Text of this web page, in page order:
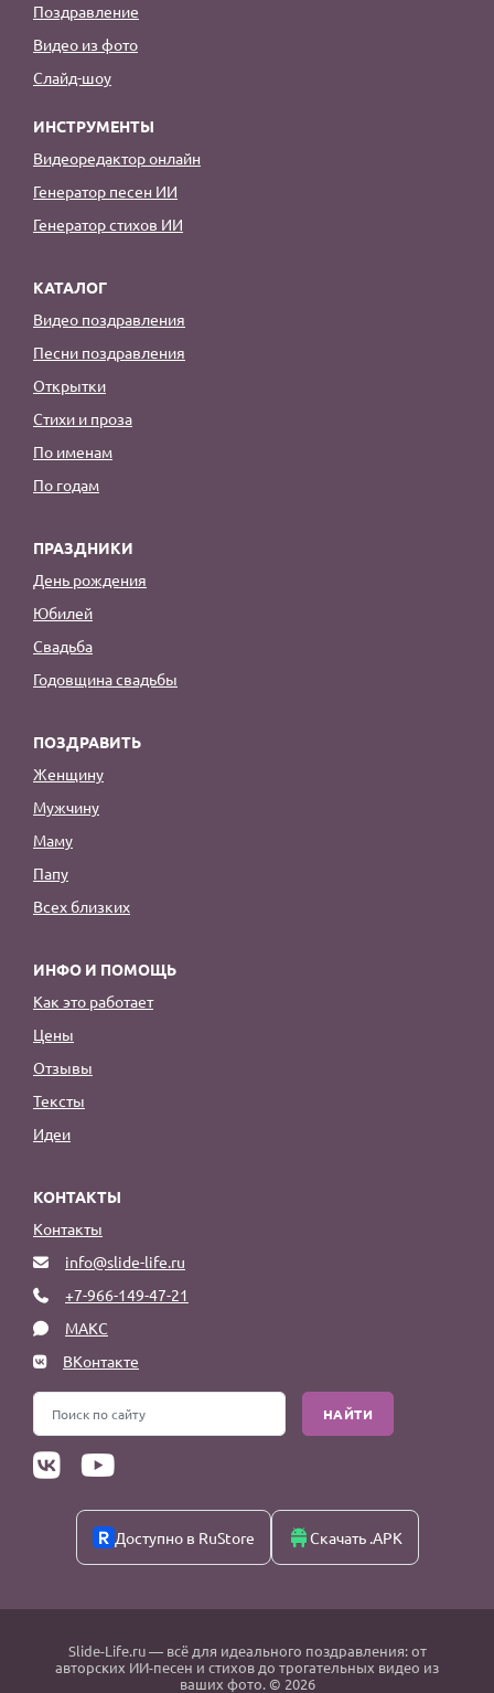
Поздравление
Видео из фото
Слайд-шоу
ИНСТРУМЕНТЫ
Видеоредактор онлайн
Генератор песен ИИ
Генератор стихов ИИ
КАТАЛОГ
Видео поздравления
Песни поздравления
Открытки
Стихи и проза
По именам
По годам
ПРАЗДНИКИ
День рождения
Юбилей
Свадьба
Годовщина свадьбы
ПОЗДРАВИТЬ
Женщину
Мужчину
Маму
Папу
Всех близких
ИНФО И ПОМОЩЬ
Как это работает
Цены
Отзывы
Тексты
Идеи
КОНТАКТЫ
Контакты
info@slide-life.ru
+7-966-149-47-21
МАКС
ВКонтакте
НАЙТИ
Доступно в RuStore Скачать .APK
Slide-Life.ru— всё для идеального поздравления: от
авторских ИИ-песен и стихов до трогательных видео из
ваших фото. © 2026